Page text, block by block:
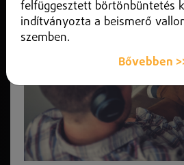
felfüggesztett börtönbüntetés
indítványozta a beismerő
szemben.
Bővebben